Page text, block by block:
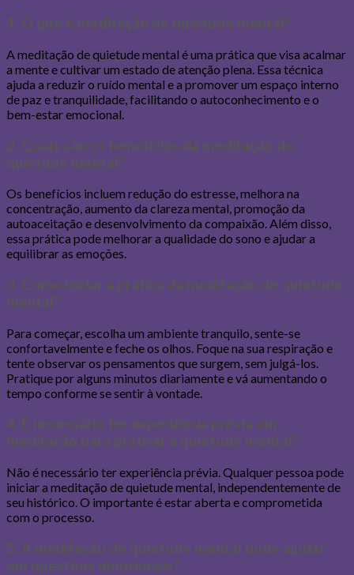
1. O que é meditação de quietude mental?
A meditação de quietude mental é uma prática que visa acalmar
a mente e cultivar um estado de atenção plena. Essa técnica
ajuda a reduzir o ruído mental e a promover um espaço interno
de paz e tranquilidade, facilitando o autoconhecimento e o
bem-estar emocional.
2. Quais são os benefícios da meditação de
quietude mental?
Os benefícios incluem redução do estresse, melhora na
concentração, aumento da clareza mental, promoção da
autoaceitação e desenvolvimento da compaixão. Além disso,
essa prática pode melhorar a qualidade do sono e ajudar a
equilibrar as emoções.
3. Como iniciar a prática da meditação de quietude
mental?
Para começar, escolha um ambiente tranquilo, sente-se
confortavelmente e feche os olhos. Foque na sua respiração e
tente observar os pensamentos que surgem, sem julgá-los.
Pratique por alguns minutos diariamente e vá aumentando o
tempo conforme se sentir à vontade.
4. É necessário ter experiência prévia em
meditação para praticar a quietude mental?
Não é necessário ter experiência prévia. Qualquer pessoa pode
iniciar a meditação de quietude mental, independentemente de
seu histórico. O importante é estar aberta e comprometida
com o processo.
5. A meditação de quietude mental pode ajudar
em questões emocionais?